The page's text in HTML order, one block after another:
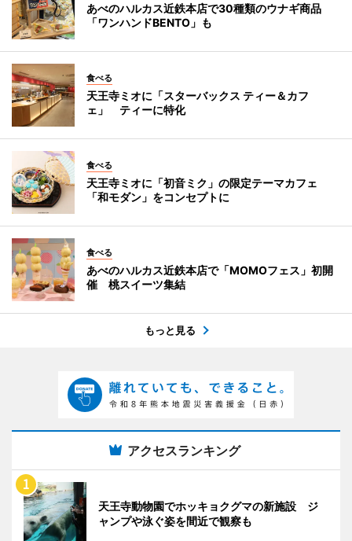
あべのハルカス近鉄本店で30種類のウナギ商品
「ワンハンドBENTO」も
食べる
天王寺ミオに「スターバックス ティー＆カフ
ェ」 ティーに特化
食べる
天王寺ミオに「初音ミク」の限定テーマカフェ
「和モダン」をコンセプトに
食べる
あべのハルカス近鉄本店で「MOMOフェス」初開
催 桃スイーツ集結
もっと見る
アクセスランキング
天王寺動物園でホッキョクグマの新施設 ジ
ャンプや泳ぐ姿を間近で観察も